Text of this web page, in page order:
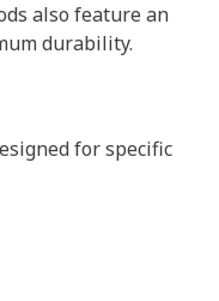
also feature an
durability.
for specific